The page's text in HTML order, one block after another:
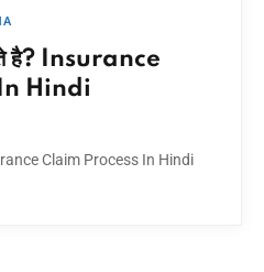
है? Insurance
Hindi
Claim Process In Hindi